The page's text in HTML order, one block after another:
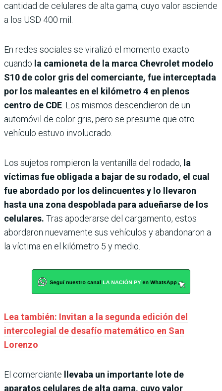
cantidad de celulares de alta gama, cuyo valor asciende
a los USD 400 mil.
En redes sociales se viralizó el momento exacto
cuando la camioneta de la marca Chevrolet modelo
S10 de color gris del comerciante, fue interceptada
por los maleantes en el kilómetro 4 en plenos
centro de CDE . Los mismos descendieron de un
automóvil de color gris, pero se presume que otro
vehículo estuvo involucrado.
Los sujetos rompieron la ventanilla del rodado, la
víctimas fue obligada a bajar de su rodado, el cual
fue abordado por los delincuentes y lo llevaron
hasta una zona despoblada para adueñarse de los
celulares. Tras apoderarse del cargamento, estos
abordaron nuevamente sus vehículos y abandonaron a
la víctima en el kilómetro 5 y medio.
Lea también: Invitan a la segunda edición del
intercolegial de desafío matemático en San
Lorenzo
El comerciante
llevaba un importante lote de
aparatos celulares de alta gama, cuyo valor